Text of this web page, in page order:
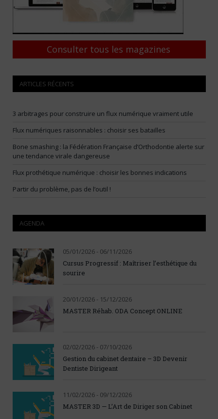
Consulter tous les magazines
ARTICLES RÉCENTS
3 arbitrages pour construire un flux numérique vraiment utile
Flux numériques raisonnables : choisir ses batailles
Bone smashing : la Fédération Française d’Orthodontie alerte sur
une tendance virale dangereuse
Flux prothétique numérique : choisir les bonnes indications
Partir du problème, pas de l’outil !
AGENDA
05/01/2026 - 06/11/2026
Cursus Progressif : Maîtriser l’esthétique du
sourire
20/01/2026 - 15/12/2026
MASTER Réhab. ODA Concept ONLINE
02/02/2026 - 07/10/2026
Gestion du cabinet dentaire – 3D Devenir
Dentiste Dirigeant
11/02/2026 - 09/12/2026
MASTER 3D — L’Art de Diriger son Cabinet